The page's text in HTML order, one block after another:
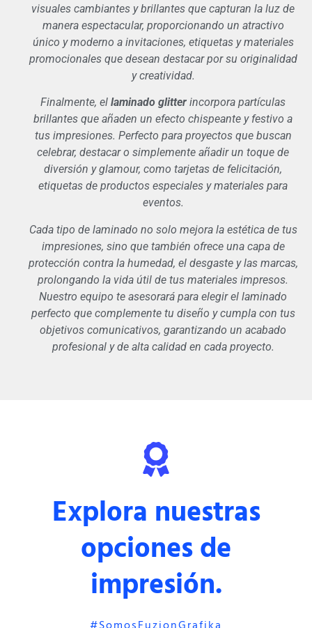
visuales cambiantes y brillantes que capturan la luz de
manera espectacular, proporcionando un atractivo
único y moderno a invitaciones, etiquetas y materiales
promocionales que desean destacar por su originalidad
y creatividad.
Finalmente, el laminado glitter incorpora partículas
brillantes que añaden un efecto chispeante y festivo a
tus impresiones. Perfecto para proyectos que buscan
celebrar, destacar o simplemente añadir un toque de
diversión y glamour, como tarjetas de felicitación,
etiquetas de productos especiales y materiales para
eventos.
Cada tipo de laminado no solo mejora la estética de tus
impresiones, sino que también ofrece una capa de
protección contra la humedad, el desgaste y las marcas,
prolongando la vida útil de tus materiales impresos.
Nuestro equipo te asesorará para elegir el laminado
perfecto que complemente tu diseño y cumpla con tus
objetivos comunicativos, garantizando un acabado
profesional y de alta calidad en cada proyecto.
Explora nuestras
opciones de
impresión.